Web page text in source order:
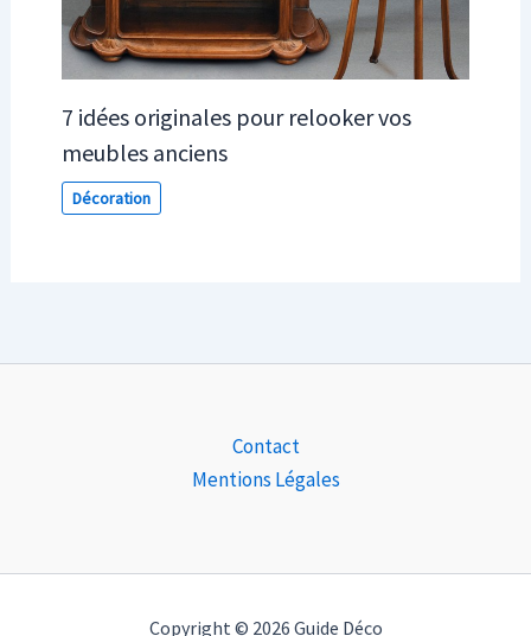
7 idées originales pour relooker vos
meubles anciens
Décoration
Contact
Mentions Légales
Copyright © 2026 Guide Déco